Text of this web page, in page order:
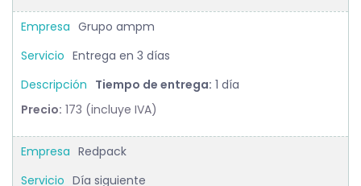
Grupo ampm
Entrega en 3 días
Tiempo de entrega: 1 día
Precio: 173 (incluye IVA)
Redpack
Día siguiente